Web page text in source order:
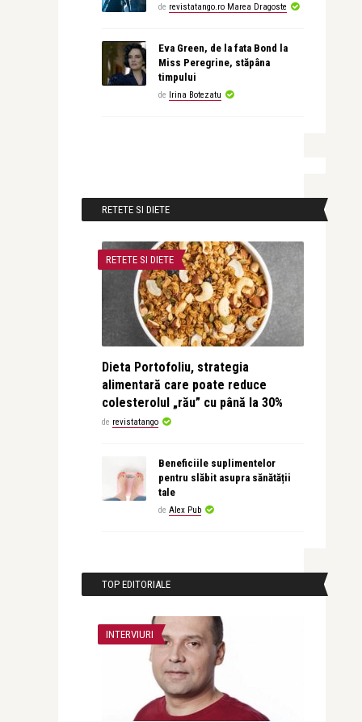
de revistatango.ro Marea Dragoste
Eva Green, de la fata Bond la
Miss Peregrine, stăpâna
timpului
de Irina Botezatu
RETETE SI DIETE
RETETE SI DIETE
Dieta Portofoliu, strategia
alimentară care poate reduce
colesterolul „rău” cu până la 30%
de revistatango
Beneficiile suplimentelor
pentru slăbit asupra sănătății
tale
de Alex Pub
TOP EDITORIALE
INTERVIURI